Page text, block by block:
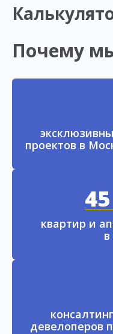
Почему
проектов в
квартир и
девелоперов